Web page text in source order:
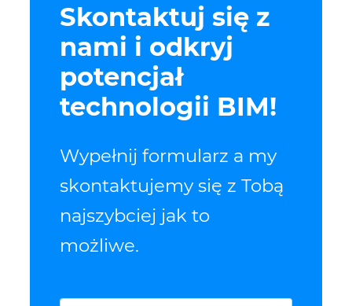
Skontaktuj się z
nami i odkryj
potencjał
technologii BIM!
Wypełnij formularz a my
skontaktujemy się z Tobą
najszybciej jak to
możliwe.